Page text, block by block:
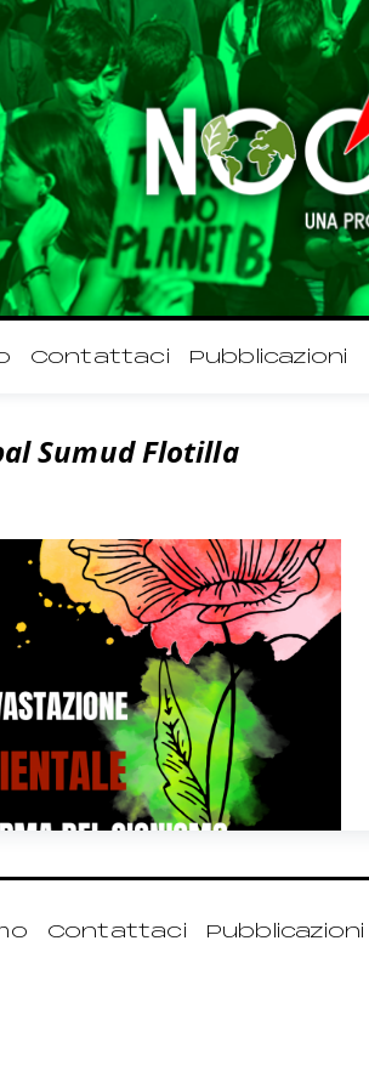
Contattaci Pubblicazioni
Sumud Flotilla
Contattaci Pubblicazioni